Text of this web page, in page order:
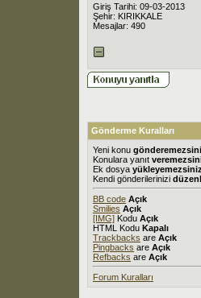
Giriş Tarihi: 09-03-2013
Şehir: KIRIKKALE
Mesajlar: 490
Gönderme Kuralları
Yeni konu
Konulara yanıt
Ek dosya yükleyemezsiniz
Kendi gönderilerinizi
BB code Açık
Smilies Açık
[IMG] Kodu Açık
HTML Kodu Kapalı
Trackbacks are Açık
Pingbacks are Açık
Refbacks are Açık
Forum Kuralları